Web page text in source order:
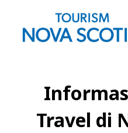
Travel di